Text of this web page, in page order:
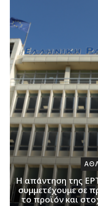
Η απάντηση της
συμμετέχουμε σε
το προϊόν και